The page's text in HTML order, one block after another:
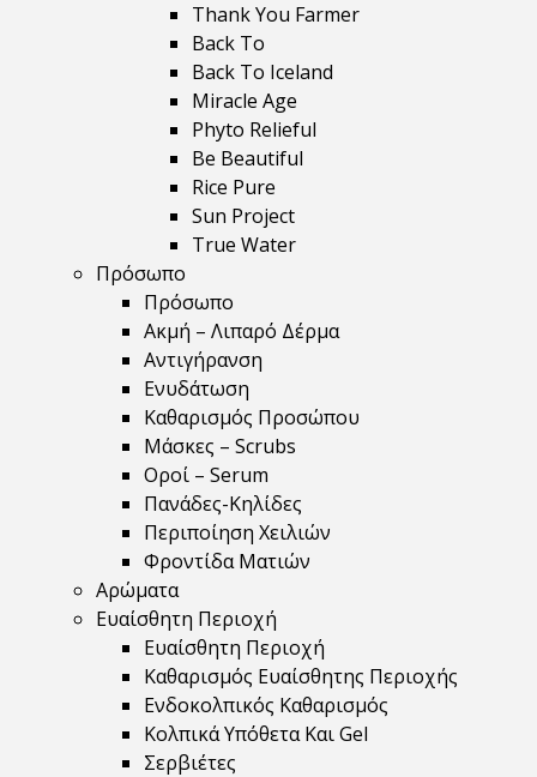
Thank You Farmer
Back To
Back To Iceland
Miracle Age
Phyto Relieful
Be Beautiful
Rice Pure
Sun Project
True Water
Πρόσωπο
Πρόσωπο
Ακμή – Λιπαρό Δέρμα
Αντιγήρανση
Ενυδάτωση
Καθαρισμός Προσώπου
Μάσκες – Scrubs
Οροί – Serum
Πανάδες-Κηλίδες
Περιποίηση Χειλιών
Φροντίδα Ματιών
Αρώματα
Ευαίσθητη Περιοχή
Ευαίσθητη Περιοχή
Καθαρισμός Ευαίσθητης Περιοχής
Ενδοκολπικός Καθαρισμός
Κολπικά Υπόθετα Και Gel
Σερβιέτες